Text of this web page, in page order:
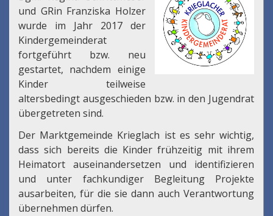
und GRin Franziska Holzer
wurde im Jahr 2017 der
Kindergemeinderat
fortgeführt bzw. neu
gestartet, nachdem einige
Kinder teilweise
altersbedingt ausgeschieden bzw. in den Jugendrat
übergetreten sind.
Der Marktgemeinde Krieglach ist es sehr wichtig,
dass sich bereits die Kinder frühzeitig mit ihrem
Heimatort auseinandersetzen und identifizieren
und unter fachkundiger Begleitung Projekte
ausarbeiten, für die sie dann auch Verantwortung
übernehmen dürfen.